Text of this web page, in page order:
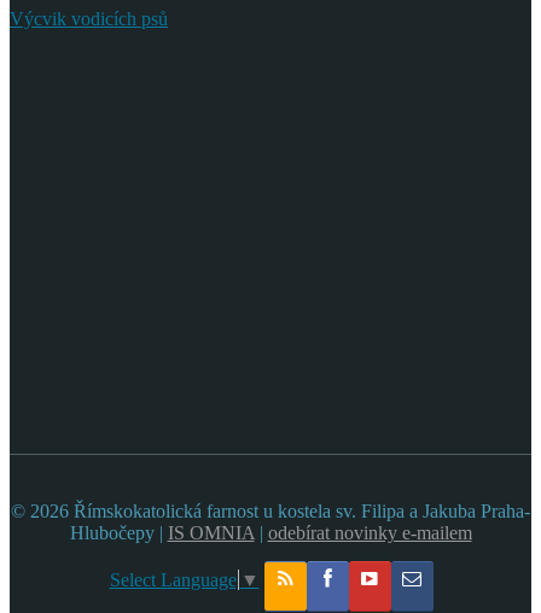
Výcvik vodicích psů
© 2026 Římskokatolická farnost u kostela sv. Filipa a Jakuba Praha-
Hlubočepy | IS OMNIA | odebírat novinky e-mailem
Select Language ▼